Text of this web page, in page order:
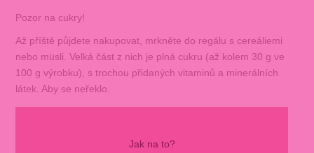
Pozor na cukry!
Až příště půjdete nakupovat, mrkněte do regálu s cereáliemi
nebo müsli. Velká část z nich je plná cukru (až kolem 30 g ve
100 g výrobku), s trochou přidaných vitaminů a minerálních
látek. Aby se neřeklo.
Jak na to?